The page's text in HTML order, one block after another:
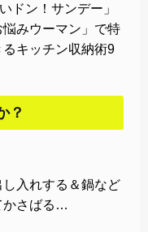
ドン！サンデー」
みウーマン」で特
キッチン収納術9
？
入れする＆鍋など
かさばる…